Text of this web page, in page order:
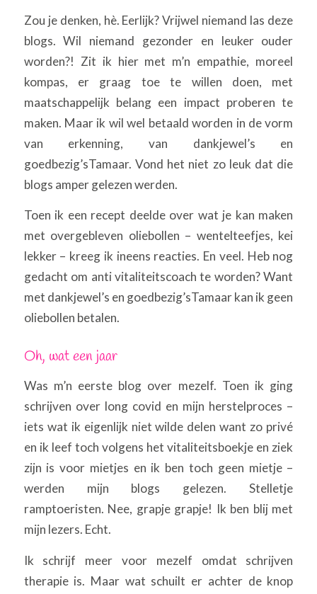
Zou je denken, hè. Eerlijk? Vrijwel niemand las deze
blogs. Wil niemand gezonder en leuker ouder
worden?! Zit ik hier met m’n empathie, moreel
kompas, er graag toe te willen doen, met
maatschappelijk belang een impact proberen te
maken. Maar ik wil wel betaald worden in de vorm
van erkenning, van dankjewel’s en
goedbezig’sTamaar. Vond het niet zo leuk dat die
blogs amper gelezen werden.
Toen ik een recept deelde over wat je kan maken
met overgebleven oliebollen – wentelteefjes, kei
lekker – kreeg ik ineens reacties. En veel. Heb nog
gedacht om anti vitaliteitscoach te worden? Want
met dankjewel’s en goedbezig’sTamaar kan ik geen
oliebollen betalen.
Oh, wat een jaar
Was m’n eerste blog over mezelf. Toen ik ging
schrijven over long covid en mijn herstelproces –
iets wat ik eigenlijk niet wilde delen want zo privé
en ik leef toch volgens het vitaliteitsboekje en ziek
zijn is voor mietjes en ik ben toch geen mietje –
werden mijn blogs gelezen. Stelletje
ramptoeristen. Nee, grapje grapje! Ik ben blij met
mijn lezers. Echt.
Ik schrijf meer voor mezelf omdat schrijven
therapie is. Maar wat schuilt er achter de knop